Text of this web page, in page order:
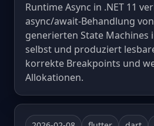
Runtime Async in .NET 11
async/await-Behandlung
generierten State Machines
selbst und produziert
korrekte Breakpoints und
Allokationen.